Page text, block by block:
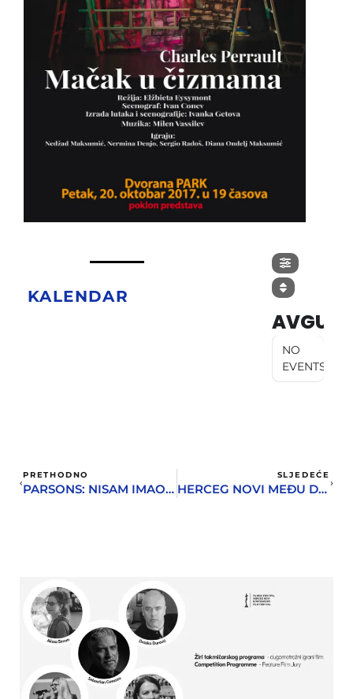
KALENDAR
AVGUST
NO
EVENTS
PRETHODNO
PARSONS: NISAM IMAO NIKAKVA OČEKIVANJA OD SVOG PISANJA, BIO JE TO VID TERAPIJE
SLJEDEĆE
HERCEG NOVI MEĐU DESET GRADOVA DOMAĆINA FESTIVALA TRANSEUROPA